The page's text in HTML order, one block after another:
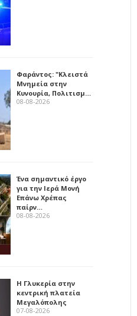
Φαράντος: "Κλειστά
Μνημεία στην
Κυνουρία, Πολιτισμ…
08-08-2026
Ένα σημαντικό έργο
για την Ιερά Μονή
Επάνω Χρέπας
παίρν…
08-08-2026
Η Γλυκερία στην
κεντρική πλατεία
Μεγαλόπολης
07-08-2026